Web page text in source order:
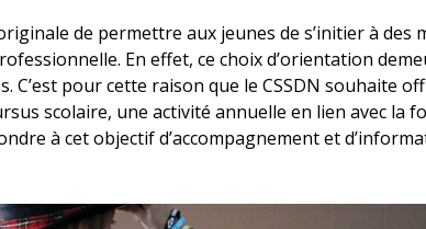
de permettre aux jeunes de s’initier à des
En effet, ce choix d’orientation
C’est pour cette raison que le CSSDN souhaite
scolaire, une activité annuelle en lien avec la
à cet objectif d’accompagnement et